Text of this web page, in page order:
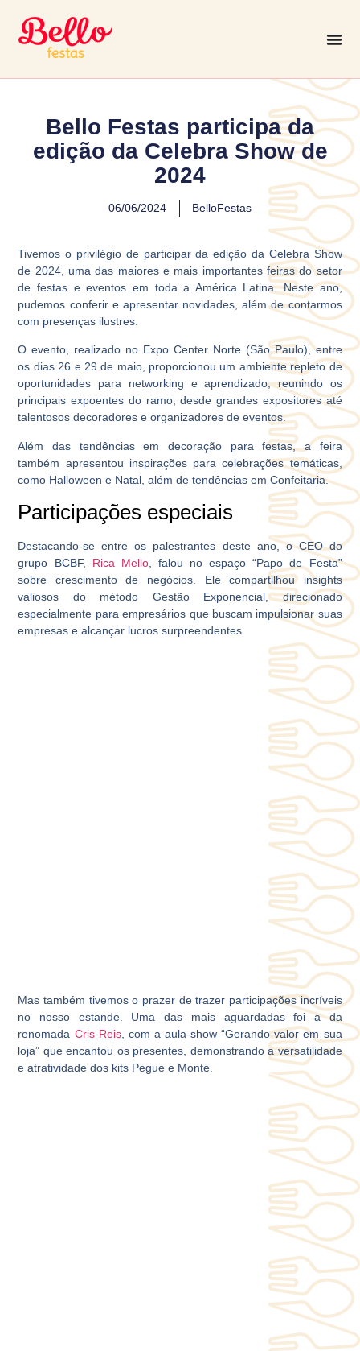
Bello Festas participa da
edição da Celebra Show de
2024
06/06/2024 BelloFestas
Tivemos o privilégio de participar da edição da Celebra Show
de 2024, uma das maiores e mais importantes feiras do setor
de festas e eventos em toda a América Latina. Neste ano,
pudemos conferir e apresentar novidades, além de contarmos
com presenças ilustres.
O evento, realizado no Expo Center Norte (São Paulo), entre
os dias 26 e 29 de maio, proporcionou um ambiente repleto de
oportunidades para networking e aprendizado, reunindo os
principais expoentes do ramo, desde grandes expositores até
talentosos decoradores e organizadores de eventos.
Além das tendências em decoração para festas, a feira
também apresentou inspirações para celebrações temáticas,
como Halloween e Natal, além de tendências em Confeitaria.
Participações especiais
Destacando-se entre os palestrantes deste ano, o CEO do
grupo BCBF, Rica Mello, falou no espaço “Papo de Festa”
sobre crescimento de negócios. Ele compartilhou insights
valiosos do método Gestão Exponencial, direcionado
especialmente para empresários que buscam impulsionar suas
empresas e alcançar lucros surpreendentes.
Mas também tivemos o prazer de trazer participações incríveis
no nosso estande. Uma das mais aguardadas foi a da
renomada Cris Reis, com a aula-show “Gerando valor em sua
loja” que encantou os presentes, demonstrando a versatilidade
e atratividade dos kits Pegue e Monte.